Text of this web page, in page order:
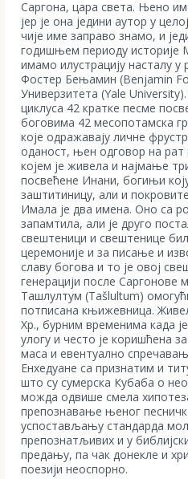
Саргона, цара света. Њено
јер је она једини аутор у
чије име заправо знамо, и
годишњем периоду историје
имамо илустрацију насталу
Фостер Бењамин (Benjamin
Универзитета (Yale
циклуса 42 кратке песме
боговима 42 месопотамска
које одражавају личне
оданост, њен одговор на
којем је живела и најмање
посвећене Инани, богињи
заштитиницу, али и
Имала је два имена. Оно са
запамтила, али је друго
свештеници и свештенице
церемоније и за писање и
славу богова и то је овој
генерацији после Саргонове
Ташлултум (Tašlultum)
потписана књижевница.
Хр., бурним временима када
улогу и често је коришћена
маса и евентуално
Енхедуане са признатим и
што су сумерска Кубаба о
можда одвише смела
препознавање њеног
успостављању стандарда
препознатљивих и у
предању, па чак донекле и
поезији неоспорно.